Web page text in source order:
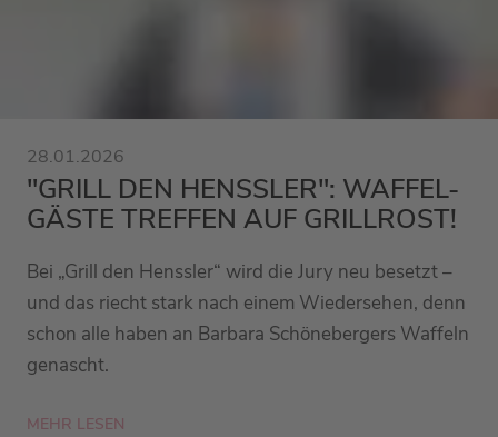
28.01.2026
"GRILL DEN HENSSLER": WAFFEL-
GÄSTE TREFFEN AUF GRILLROST!
Bei „Grill den Henssler“ wird die Jury neu besetzt –
und das riecht stark nach einem Wiedersehen, denn
schon alle haben an Barbara Schönebergers Waffeln
genascht.
MEHR LESEN